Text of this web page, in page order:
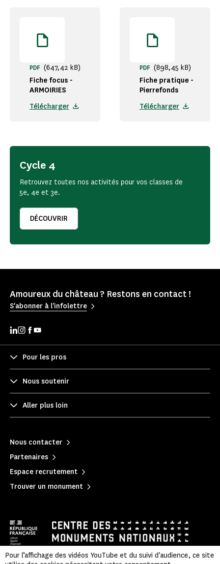
Fiche focus -
ARMOIRIES
PDF (647,42 kB)
Télécharger
Fiche pratique -
Pierrefonds
PDF (898,45 kB)
Télécharger
Cycle 4
Retrouvez toutes nos activités pour vos classes de
5e, 4e et 3e.
DÉCOUVRIR
Amoureux du château ? Restons en contact !
S'abonner à l'infolettre
Pour les pros
Nous soutenir
Aller plus loin
Nous contacter
Partenaires
Espace recrutement
Trouver un monument
Pour l’affichage des vidéos YouTube et du suivi d'audience, ce site